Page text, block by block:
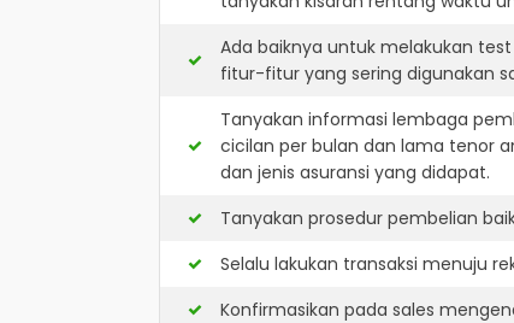
Ada baiknya untuk melakukan
fitur-fitur yang sering digunakan
Tanyakan informasi lembaga
cicilan per bulan dan lama tenor
dan jenis asuransi yang didapat.
Tanyakan prosedur pembelian
Selalu lakukan transaksi menuju
Konfirmasikan pada sales